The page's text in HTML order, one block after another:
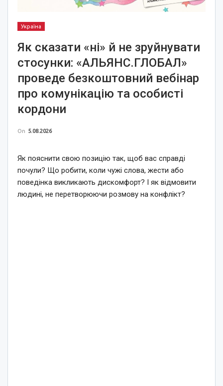
Україна
Як сказати «ні» й не зруйнувати
стосунки: «АЛЬЯНС.ГЛОБАЛ»
проведе безкоштовний вебінар
про комунікацію та особисті
кордони
On 5.08.2026
Як пояснити свою позицію так, щоб вас справді
почули? Що робити, коли чужі слова, жести або
поведінка викликають дискомфорт? І як відмовити
людині, не перетворюючи розмову на конфлікт?